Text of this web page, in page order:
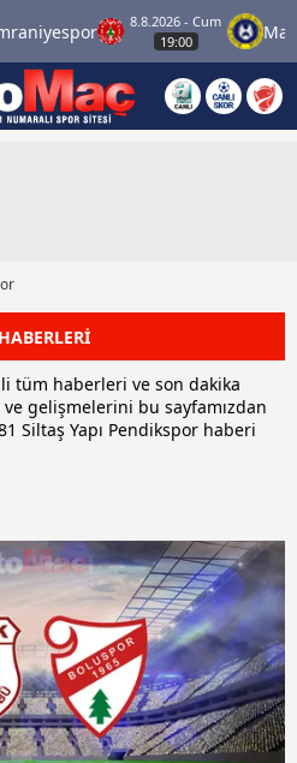
8.8.2026 - Cum
Mardin
tüm haberleri ve son dakika
gelişmelerini bu sayfamızdan
Siltaş Yapı Pendikspor haberi